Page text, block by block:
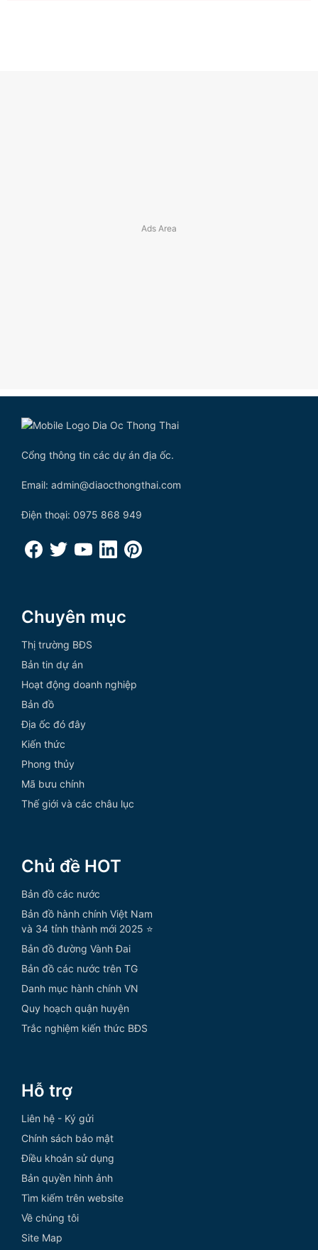
Cổng thông tin các dự án địa ốc.
Email: admin@diaocthongthai.com
Điện thoại: 0975 868 949
Chuyên mục
Thị trường BĐS
Bản tin dự án
Hoạt động doanh nghiệp
Bản đồ
Địa ốc đó đây
Kiến thức
Phong thủy
Mã bưu chính
Thế giới và các châu lục
Chủ đề HOT
Bản đồ các nước
Bản đồ hành chính Việt Nam
và 34 tỉnh thành mới 2025 ⭐
Bản đồ đường Vành Đai
Bản đồ các nước trên TG
Danh mục hành chính VN
Quy hoạch quận huyện
Trắc nghiệm kiến thức BĐS
Hỗ trợ
Liên hệ - Ký gửi
Chính sách bảo mật
Điều khoản sử dụng
Bản quyền hình ảnh
Tìm kiếm trên website
Về chúng tôi
Site Map